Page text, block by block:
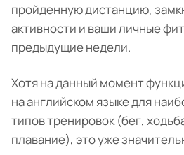
пройденную дистанцию,
активности и ваши личные
предыдущие недели.
Хотя на данный момент
на английском языке для
типов тренировок (бег,
плавание), это уже